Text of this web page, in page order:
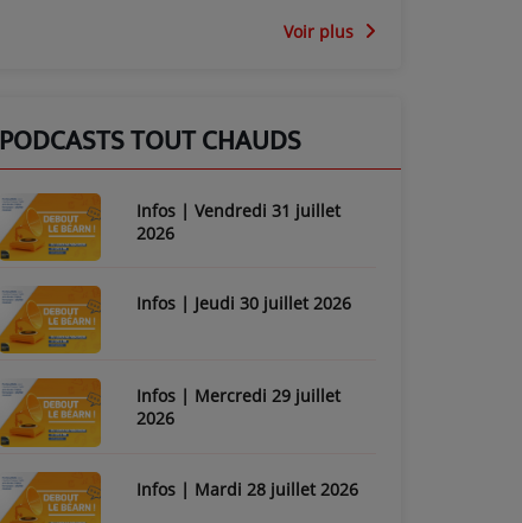
Voir plus
PODCASTS TOUT CHAUDS
Infos | Vendredi 31 juillet
2026
Infos | Jeudi 30 juillet 2026
Infos | Mercredi 29 juillet
2026
Infos | Mardi 28 juillet 2026